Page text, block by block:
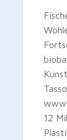
12